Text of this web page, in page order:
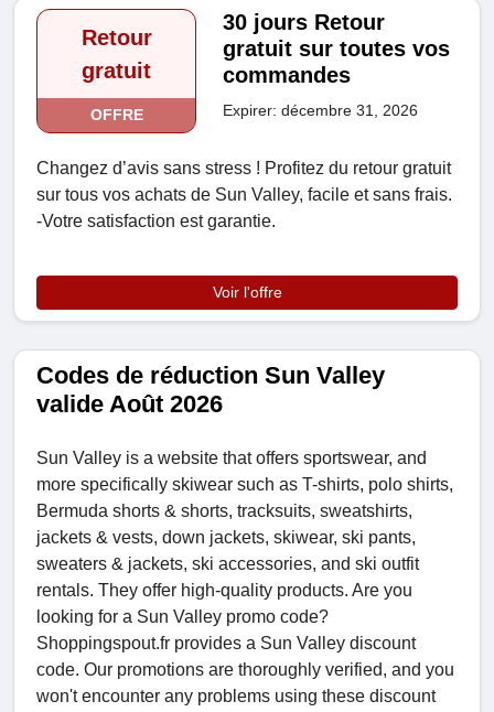
Retour
gratuit
OFFRE
30 jours Retour
gratuit sur toutes vos
commandes
Expirer: décembre 31, 2026
Changez d’avis sans stress ! Profitez du retour gratuit
sur tous vos achats de Sun Valley, facile et sans frais.
-Votre satisfaction est garantie.
Voir l'offre
Codes de réduction Sun Valley
valide Août 2026
Sun Valley is a website that offers sportswear, and
more specifically skiwear such as T-shirts, polo shirts,
Bermuda shorts & shorts, tracksuits, sweatshirts,
jackets & vests, down jackets, skiwear, ski pants,
sweaters & jackets, ski accessories, and ski outfit
rentals. They offer high-quality products. Are you
looking for a Sun Valley promo code?
Shoppingspout.fr provides a Sun Valley discount
code. Our promotions are thoroughly verified, and you
won't encounter any problems using these discount